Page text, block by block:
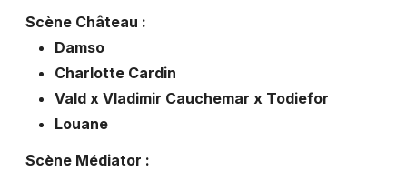
Scène Château :
Damso
Charlotte Cardin
Vald x Vladimir Cauchemar x Todiefor
Louane
Scène Médiator :